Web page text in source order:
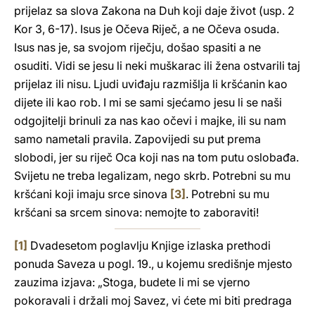
prijelaz sa slova Zakona na Duh koji daje život (usp. 2
Kor 3, 6-17). Isus je Očeva Riječ, a ne Očeva osuda.
Isus nas je, sa svojom riječju, došao spasiti a ne
osuditi. Vidi se jesu li neki muškarac ili žena ostvarili taj
prijelaz ili nisu. Ljudi uviđaju razmišlja li kršćanin kao
dijete ili kao rob. I mi se sami sjećamo jesu li se naši
odgojitelji brinuli za nas kao očevi i majke, ili su nam
samo nametali pravila. Zapovijedi su put prema
slobodi, jer su riječ Oca koji nas na tom putu oslobađa.
Svijetu ne treba legalizam, nego skrb. Potrebni su mu
kršćani koji imaju srce sinova [3] . Potrebni su mu
kršćani sa srcem sinova: nemojte to zaboraviti!
[1] Dvadesetom poglavlju Knjige izlaska prethodi
ponuda Saveza u pogl. 19., u kojemu središnje mjesto
zauzima izjava: „Stoga, budete li mi se vjerno
pokoravali i držali moj Savez, vi ćete mi biti predraga